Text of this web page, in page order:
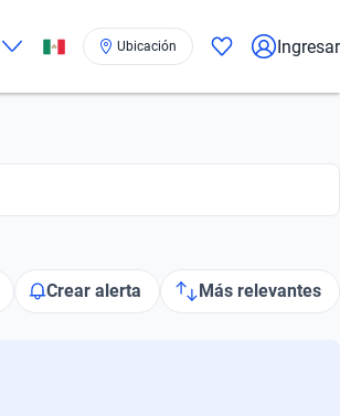
Ubicación Ingresar
Crear alerta Más relevantes